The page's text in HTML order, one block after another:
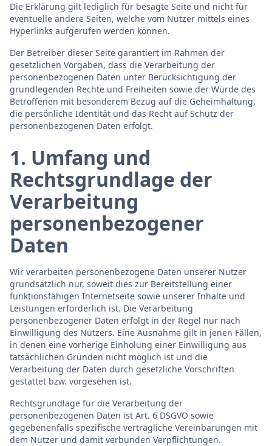
Die Erklärung gilt lediglich für besagte Seite und nicht für
eventuelle andere Seiten, welche vom Nutzer mittels eines
Hyperlinks aufgerufen werden können.
Der Betreiber dieser Seite garantiert im Rahmen der
gesetzlichen Vorgaben, dass die Verarbeitung der
personenbezogenen Daten unter Berücksichtigung der
grundlegenden Rechte und Freiheiten sowie der Würde des
Betroffenen mit besonderem Bezug auf die Geheimhaltung,
die persönliche Identität und das Recht auf Schutz der
personenbezogenen Daten erfolgt.
1. Umfang und
Rechtsgrundlage der
Verarbeitung
personenbezogener
Daten
Wir verarbeiten personenbezogene Daten unserer Nutzer
grundsätzlich nur, soweit dies zur Bereitstellung einer
funktionsfähigen Internetseite sowie unserer Inhalte und
Leistungen erforderlich ist. Die Verarbeitung
personenbezogener Daten erfolgt in der Regel nur nach
Einwilligung des Nutzers. Eine Ausnahme gilt in jenen Fällen,
in denen eine vorherige Einholung einer Einwilligung aus
tatsächlichen Gründen nicht möglich ist und die
Verarbeitung der Daten durch gesetzliche Vorschriften
gestattet bzw. vorgesehen ist.
Rechtsgrundlage für die Verarbeitung der
personenbezogenen Daten ist Art. 6 DSGVO sowie
gegebenenfalls spezifische vertragliche Vereinbarungen mit
dem Nutzer und damit verbunden Verpflichtungen.